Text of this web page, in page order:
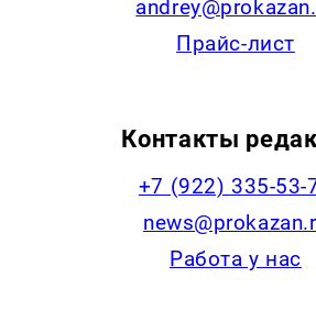
Прайс-лист
Контакты
+7 (922) 335-53-
Работа у нас